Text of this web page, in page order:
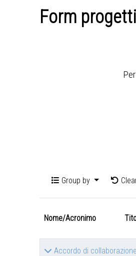
Form progetti
Group by
Nome/Acronimo
Accordo di collaborazione